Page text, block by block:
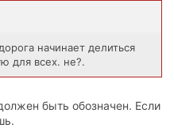
начинает делиться
для всех. не?.
быть обозначен. Если